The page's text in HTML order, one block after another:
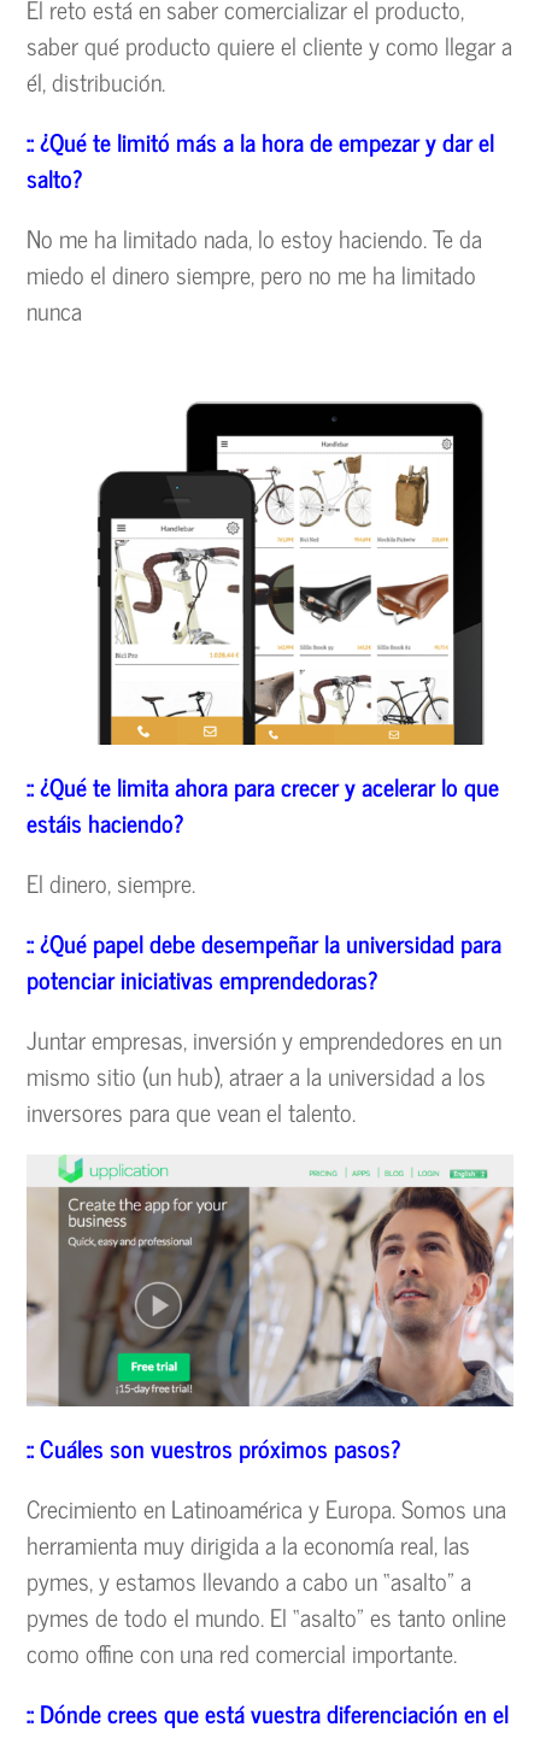
El reto está en saber comercializar el producto,
saber qué producto quiere el cliente y como llegar a
él, distribución.
:: ¿Qué te limitó más a la hora de empezar y dar el
salto?
No me ha limitado nada, lo estoy haciendo. Te da
miedo el dinero siempre, pero no me ha limitado
nunca
:: ¿Qué te limita ahora para crecer y acelerar lo que
estáis haciendo?
El dinero, siempre.
:: ¿Qué papel debe desempeñar la universidad para
potenciar iniciativas emprendedoras?
Juntar empresas, inversión y emprendedores en un
mismo sitio (un hub), atraer a la universidad a los
inversores para que vean el talento.
:: Cuáles son vuestros próximos pasos?
Crecimiento en Latinoamérica y Europa. Somos una
herramienta muy dirigida a la economía real, las
pymes, y estamos llevando a cabo un “asalto” a
pymes de todo el mundo. El “asalto” es tanto online
como offine con una red comercial importante.
:: Dónde crees que está vuestra diferenciación en el